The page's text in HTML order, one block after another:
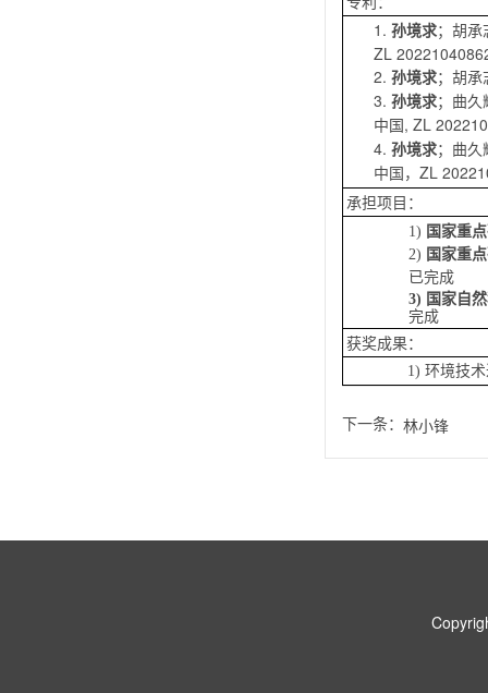
1. 孙境求；胡承
ZL
2. 孙境求；胡承
3. 孙境求；曲久
中国 , ZL
4. 孙境求；曲久
中国， ZL
承担项目：
1) 国家重
2) 国家重
已完成
3) 国家自
完成
获奖成果：
1) 环境技
下一条： 林小锋